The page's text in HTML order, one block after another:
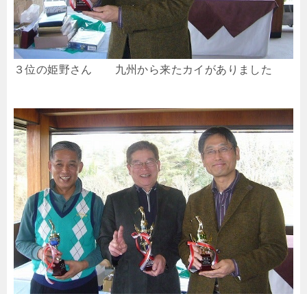
３位の姫野さん 九州から来たカイがありました